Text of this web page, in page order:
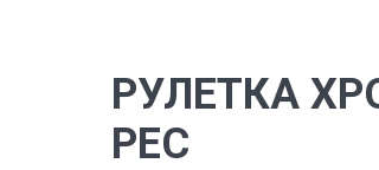
РУЛЕТКА
PEC